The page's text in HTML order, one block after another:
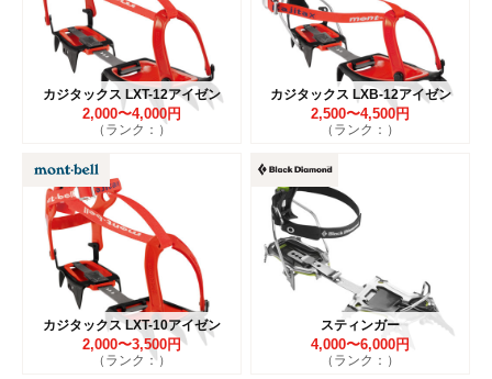
カジタックス LXT-12アイゼン
2,000〜4,000円
（ランク：）
カジタックス LXB-12アイゼン
2,500〜4,500円
（ランク：）
カジタックス LXT-10アイゼン
2,000〜3,500円
（ランク：）
スティンガー
4,000〜6,000円
（ランク：）